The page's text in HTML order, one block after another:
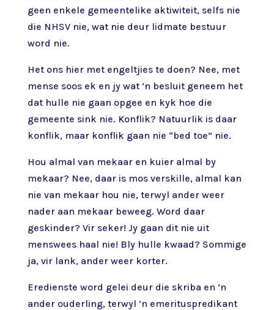
geen enkele gemeentelike aktiwiteit, selfs nie
die NHSV nie, wat nie deur lidmate bestuur
word nie.
Het ons hier met engeltjies te doen? Nee, met
mense soos ek en jy wat ’n besluit geneem het
dat hulle nie gaan opgee en kyk hoe die
gemeente sink nie. Konflik? Natuurlik is daar
konflik, maar konflik gaan nie “bed toe” nie.
Hou almal van mekaar en kuier almal by
mekaar? Nee, daar is mos verskille, almal kan
nie van mekaar hou nie, terwyl ander weer
nader aan mekaar beweeg. Word daar
geskinder? Vir seker! Jy gaan dit nie uit
menswees haal nie! Bly hulle kwaad? Sommige
ja, vir lank, ander weer korter.
Eredienste word gelei deur die skriba en ’n
ander ouderling, terwyl ’n emerituspredikant